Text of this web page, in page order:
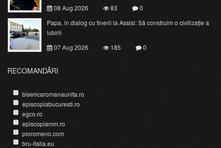
08 Aug 2026 83
0
Papa, în dialog cu tinerii la Assisi: Să construim o civilizație a
iubirii
07 Aug 2026
185 0
RECOMANDĂRI
bisericaromanaunita.ro
episcopiabucuresti.ro
egco.ro
episcopiamm.ro
pioromeno.com
bru-italia.eu